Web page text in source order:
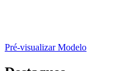
Pré-visualizar Modelo